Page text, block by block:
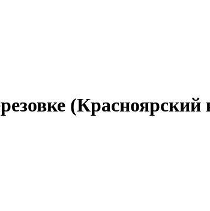
(Красноярский